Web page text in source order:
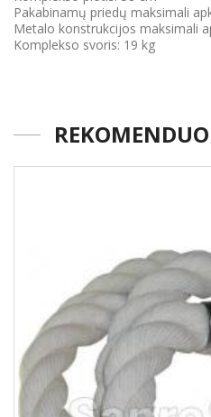
Pakabinamų priedų maksimali
Metalo konstrukcijos maksimali
Komplekso svoris: 19 kg